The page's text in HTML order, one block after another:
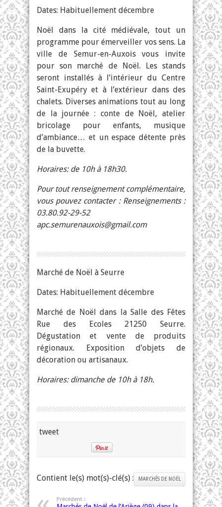
Dates: Habituellement décembre
Noël dans la cité médiévale, tout un
programme pour émerveiller vos sens. La
ville de Semur-en-Auxois vous invite
pour son marché de Noël. Les stands
seront installés à l’intérieur du Centre
Saint-Exupéry et à l’extérieur dans des
chalets. Diverses animations tout au long
de la journée : conte de Noël, atelier
bricolage pour enfants, musique
d’ambiance… et un espace détente près
de la buvette.
Horaires: de 10h à 18h30.
Pour tout renseignement complémentaire,
vous pouvez contacter : Renseignements :
03.80.92-29-52
apc.semurenauxois@gmail.com
Marché de Noël à Seurre
Dates: Habituellement décembre
Marché de Noël dans la Salle des Fêtes
Rue des Ecoles 21250 Seurre.
Dégustation et vente de produits
régionaux. Exposition d’objets de
décoration ou artisanaux.
Horaires: dimanche de 10h à 18h.
tweet
Contient le(s) mot(s)-clé(s) : MARCHÉS DE NOËL
Précédent :